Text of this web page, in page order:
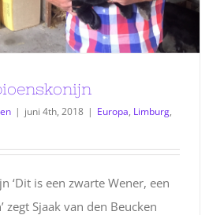
| juni 4th, 2018 | Europa, Limburg,
‘Dit is een zwarte Wener, een
zegt Sjaak van den Beucken